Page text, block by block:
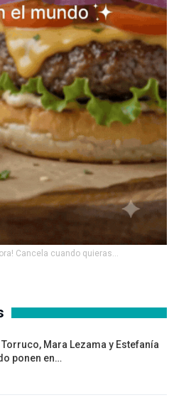
Cancela cuando quieras...
Mara Lezama y Estefanía
ponen en…